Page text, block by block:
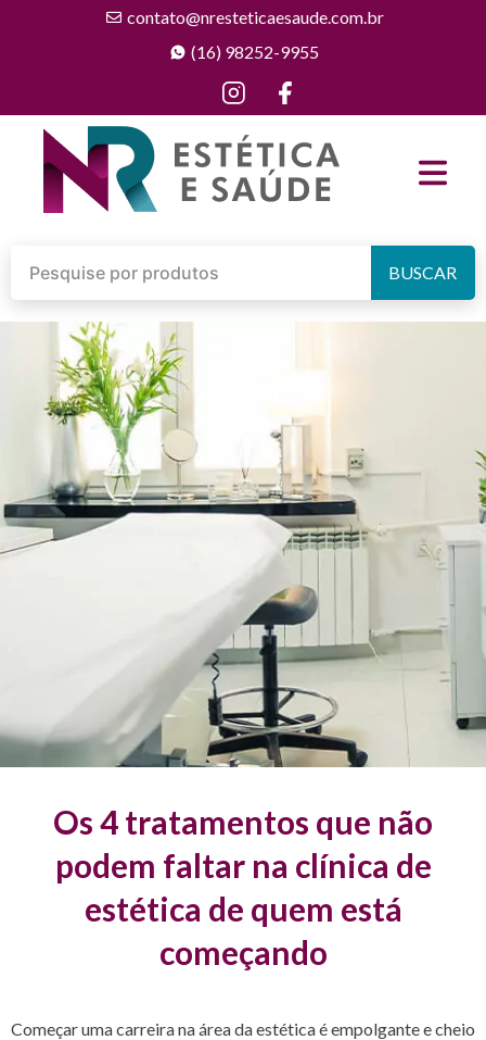
contato@nresteticaesaude.com.br
(16) 98252-9955
BUSCAR
Os 4 tratamentos que não
podem faltar na clínica de
estética de quem está
começando
Começar uma carreira na área da estética é empolgante e cheio